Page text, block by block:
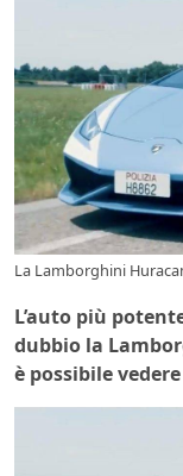
La Lamborghini
L’auto più
dubbio la
è possibile